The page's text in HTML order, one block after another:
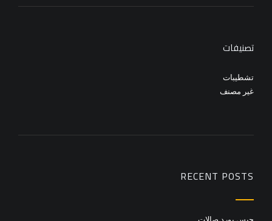
تصنيفات
تشطيبات
غير مصنف
RECENT POSTS